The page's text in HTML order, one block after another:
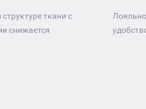
ткани с
снижается